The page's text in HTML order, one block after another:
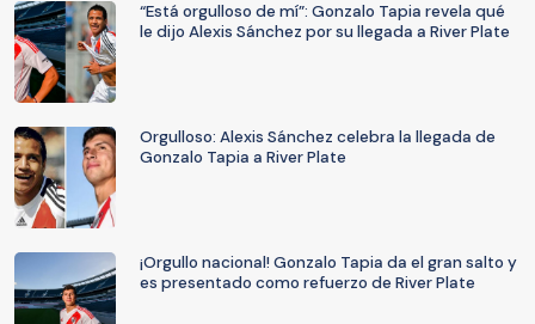
“Está orgulloso de mí”: Gonzalo Tapia revela qué
le dijo Alexis Sánchez por su llegada a River Plate
Orgulloso: Alexis Sánchez celebra la llegada de
Gonzalo Tapia a River Plate
¡Orgullo nacional! Gonzalo Tapia da el gran salto y
es presentado como refuerzo de River Plate